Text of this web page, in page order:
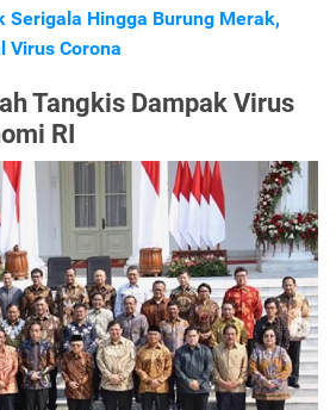
Serigala Hingga Burung Merak,
Virus Corona
Tangkis Dampak Virus
RI